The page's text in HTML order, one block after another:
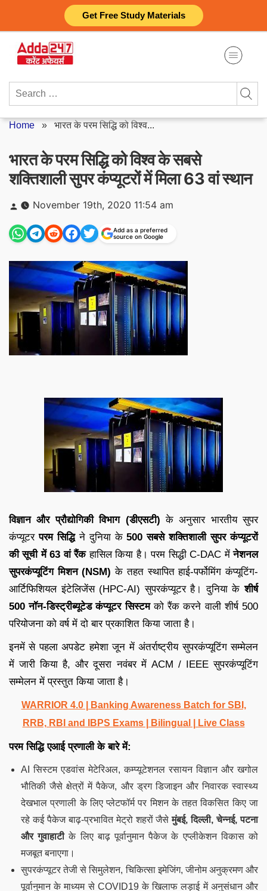
Get Free Study Materials
content
Search
Home » भारत के परम सिद्धि को विश्व...
भारत के परम सिद्धि को विश्व के सबसे
शक्तिशाली सुपर कंप्यूटरों में मिला 63 वां स्थान
Posted
by
November 19th, 2020 11:54 am
Add as a preferred
source on Google
विज्ञान और प्रौद्योगिकी विभाग (डीएसटी) के अनुसार भारतीय सुपर
कंप्यूटरपरम सिद्धिने दुनिया के500 सबसे शक्तिशाली सुपर कंप्यूटरों
की सूची में 63 वां रैंकहासिल किया है। परम सिद्धी C-DAC मेंनेशनल
सुपरकंप्यूटिंग मिशन (NSM) के तहत स्थापित हाई-पर्फोमिंग कंप्यूटिंग-
आर्टिफिशियल इंटेलिजेंस (HPC-AI) सुपरकंप्यूटर है। दुनिया केशीर्ष
500 नॉन-डिस्ट्रीब्यूटेड कंप्यूटर सिस्टमको रैंक करने वाली शीर्ष 500
परियोजना को वर्ष में दो बार प्रकाशित किया जाता है।
इनमें से पहला अपडेट हमेशा जून में अंतर्राष्ट्रीय सुपरकंप्यूटिंग सम्मेलन
में जारी किया है, और दूसरा नवंबर में ACM / IEEE सुपरकंप्यूटिंग
सम्मेलन में प्रस्तुत किया जाता है।
WARRIOR 4.0 | Banking Awareness Batch for SBI,
RRB, RBI and IBPS Exams | Bilingual | Live Class
परम सिद्धि एआई प्रणाली के बारे में:
AI सिस्टम एडवांस मेटेरिअल, कम्प्यूटेशनल रसायन विज्ञान और खगोल
भौतिकी जैसे क्षेत्रों में पैकेज, और ड्रग डिजाइन और निवारक स्वास्थ्य
देखभाल प्रणाली के लिए प्लेटफॉर्म पर मिशन के तहत विकसित किए जा
रहे कई पैकेज बाढ़-प्रभावित मेट्रो शहरों जैसेमुंबई, दिल्ली, चेन्नई, पटना
और गुवाहाटीके लिए बाढ़ पूर्वानुमान पैकेज के एप्लीकेशन विकास को
मजबूत बनाएगा ।
सुपरकंप्यूटर तेजी से सिमुलेशन, चिकित्सा इमेजिंग, जीनोम अनुक्रमण और
पूर्वानुमान के माध्यम से COVID19 के खिलाफ लड़ाई में अनुसंधान और